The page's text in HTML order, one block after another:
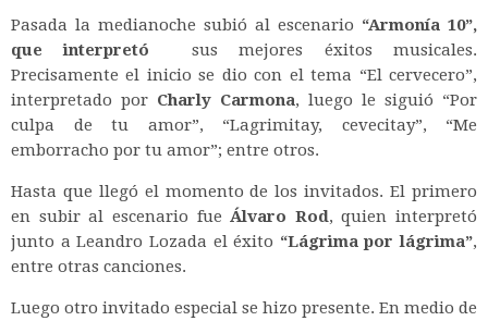
Pasada la medianoche subió al escenario “Armonía 10”,
que interpretó
sus mejores éxitos musicales.
Precisamente el inicio se dio con el tema “El cervecero”,
interpretado por Charly Carmona, luego le siguió “Por
culpa de tu amor”, “Lagrimitay, cevecitay”, “Me
emborracho por tu amor”; entre otros.
Hasta que llegó el momento de los invitados. El primero
en subir al escenario fue Álvaro Rod, quien interpretó
junto a Leandro Lozada el éxito “Lágrima por lágrima”,
entre otras canciones.
Luego otro invitado especial se hizo presente. En medio de